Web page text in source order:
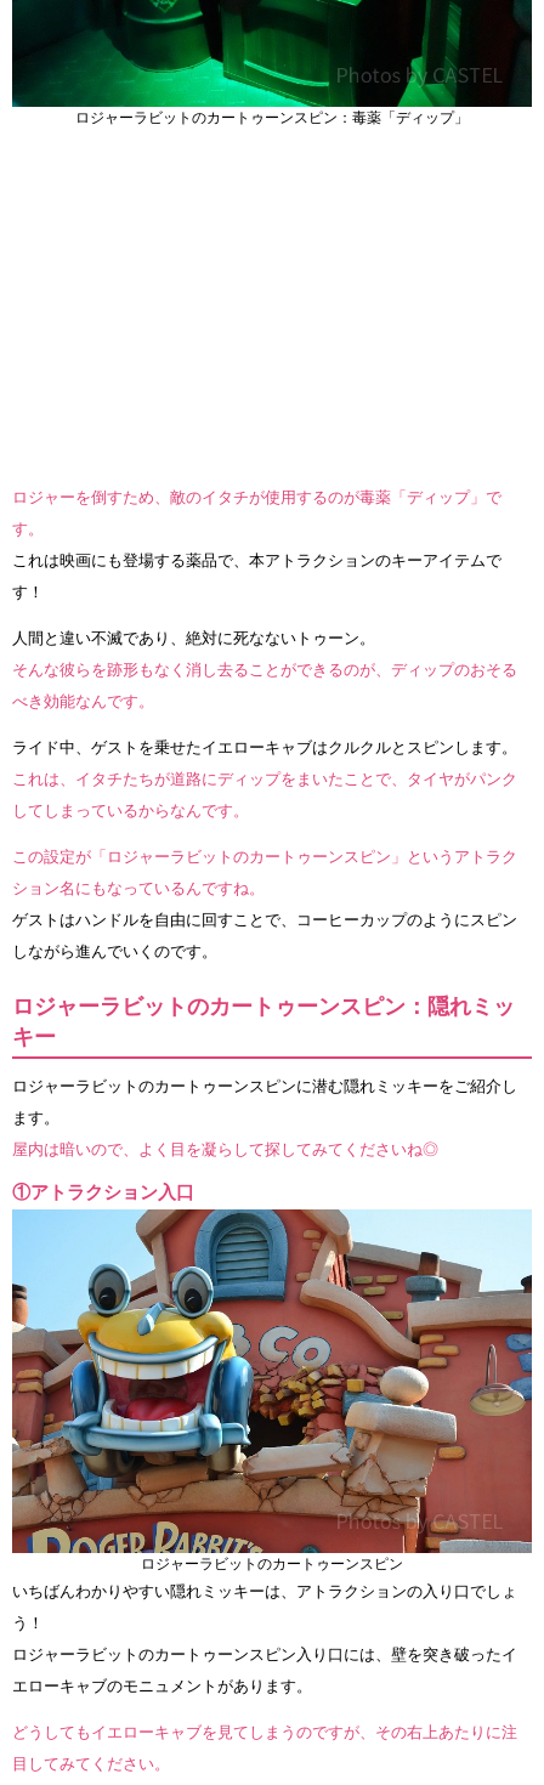
ロジャーラビットのカートゥーンスピン：毒薬「ディップ」
ロジャーを倒すため、敵のイタチが使用するのが毒薬「ディップ」で
す。
これは映画にも登場する薬品で、本アトラクションのキーアイテムで
す！
人間と違い不滅であり、絶対に死なないトゥーン。
そんな彼らを跡形もなく消し去ることができるのが、ディップのおそる
べき効能なんです。
ライド中、ゲストを乗せたイエローキャブはクルクルとスピンします。
これは、イタチたちが道路にディップをまいたことで、タイヤがパンク
してしまっているからなんです。
この設定が「ロジャーラビットのカートゥーンスピン」というアトラク
ション名にもなっているんですね。
ゲストはハンドルを自由に回すことで、コーヒーカップのようにスピン
しながら進んでいくのです。
ロジャーラビットのカートゥーンスピン：隠れミッ
キー
ロジャーラビットのカートゥーンスピンに潜む隠れミッキーをご紹介し
ます。
屋内は暗いので、よく目を凝らして探してみてくださいね◎
①アトラクション入口
ロジャーラビットのカートゥーンスピン
いちばんわかりやすい隠れミッキーは、アトラクションの入り口でしょ
う！
ロジャーラビットのカートゥーンスピン入り口には、壁を突き破ったイ
エローキャブのモニュメントがあります。
どうしてもイエローキャブを見てしまうのですが、その右上あたりに注
目してみてください。